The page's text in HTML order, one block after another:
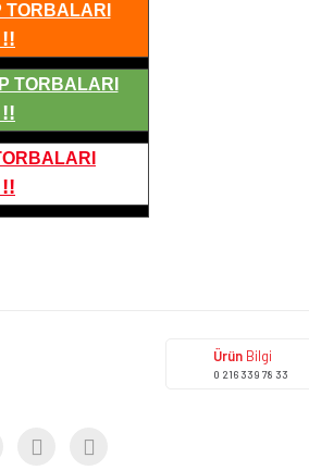
TORBALARI
TORBALARI
Ürün Bilgi
0 216 339 78 33